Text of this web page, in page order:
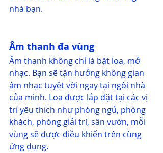
nhà bạn.
Âm thanh đa vùng
Âm thanh không chỉ là bật loa, mở
nhạc. Bạn sẽ tận hưởng không gian
âm nhạc tuyệt vời ngay tại ngôi nhà
của mình. Loa được lắp đặt tại các vị
trí yêu thích như phòng ngủ, phòng
khách, phòng giải trí, sân vườn, mỗi
vùng sẽ được điều khiển trên cùng
ứng dụng.